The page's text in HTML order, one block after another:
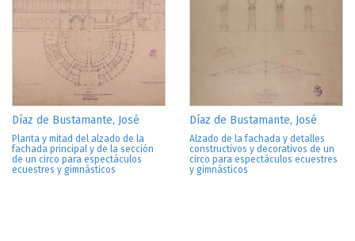
Díaz de Bustamante, José
Planta y mitad del alzado de la
fachada principal y de la sección
de un circo para espectáculos
ecuestres y gimnásticos
Díaz de Bustamante, José
Alzado de la fachada y detalles
constructivos y decorativos de un
circo para espectáculos ecuestres
y gimnásticos